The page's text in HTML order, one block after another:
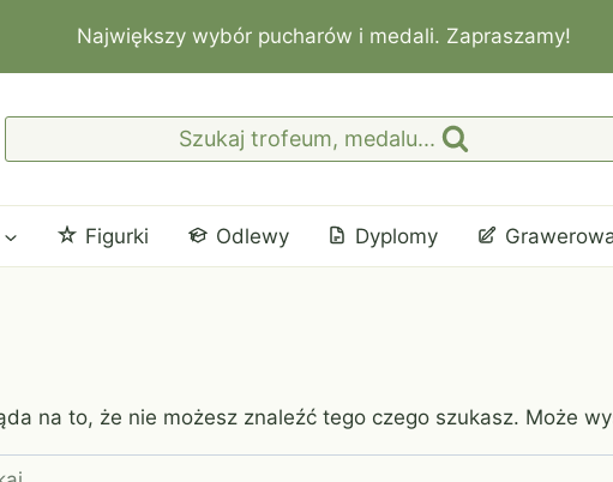
Największy wybór pucharów i medali. Zapraszamy!
Szukaj trofeum, medalu...
Figurki Odlewy Dyplomy
na to, że nie możesz znaleźć tego czego szukasz. Może